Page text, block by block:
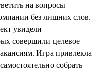
на вопросы
без лишних слов.
увидели
совершили целевое
Игра привлекла
собрать